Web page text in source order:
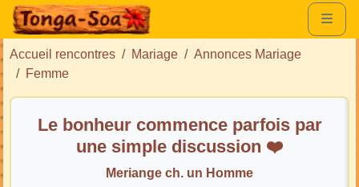
Accueil rencontres Mariage
Annonces Mariage
Femme
Le bonheur commence parfois par
une simple discussion ❤️
Meriange ch. un Homme